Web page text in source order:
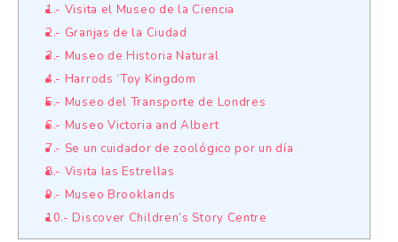
1.- Visita el Museo de la Ciencia
2.- Granjas de la Ciudad
3.- Museo de Historia Natural
4.- Harrods ‘Toy Kingdom
5.- Museo del Transporte de Londres
6.- Museo Victoria and Albert
7.- Se un cuidador de zoológico por un día
8.- Visita las Estrellas
9.- Museo Brooklands
10.- Discover Children’s Story Centre